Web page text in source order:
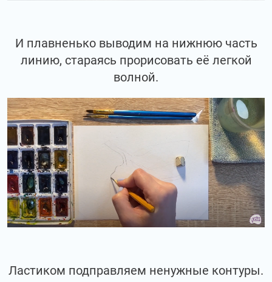
И плавненько выводим на нижнюю часть
линию, стараясь прорисовать её легкой
волной.
Ластиком подправляем ненужные контуры.